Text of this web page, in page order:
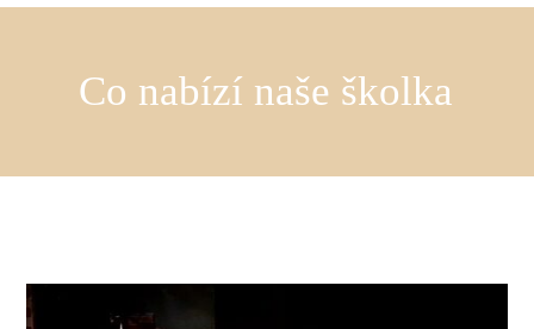
Co nabízí naše školka